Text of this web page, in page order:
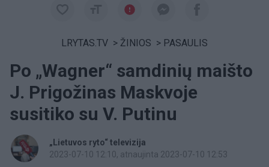
LRYTAS.TV > ŽINIOS > PASAULIS
Po „Wagner“ samdinių maišto
J. Prigožinas Maskvoje
susitiko su V. Putinu
„Lietuvos ryto“ televizija
2023-07-10 12:10, atnaujinta 2023-07-10 12:53